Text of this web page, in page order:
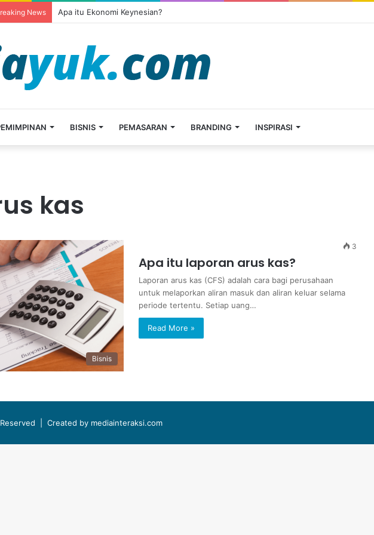
News Apa itu Ekonomi Keynesian?
BISNIS PEMASARAN BRANDING INSPIRASI
kas
Bisnis
3
Apa itu laporan arus kas?
Laporan arus kas (CFS) adalah cara bagi perusahaan
untuk melaporkan aliran masuk dan aliran keluar selama
periode tertentu. Setiap uang…
Read More »
| Created by mediainteraksi.com